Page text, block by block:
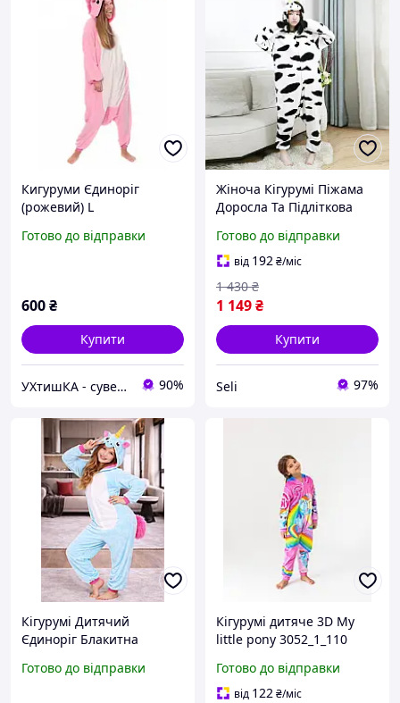
Кигуруми Єдиноріг
(рожевий) L
Готово до відправки
600₴
Купити
УХтишКА - сувеніри подарунки, приколи, цікаві речі та іграшки 90%
Жіноча Кігурумі Піжама
Доросла Та Підліткова
Корова Seli
Готово до відправки
від 192₴/міс
1 149₴
1 430 ₴
Купити
Seli 97%
Кігурумі Дитячий
Єдиноріг Блакитна
Кишенею На Попі Та
Готово до відправки
Кігурумі дитяче 3D My
little pony 3052_1_110
Готово до відправки
від 122₴/міс